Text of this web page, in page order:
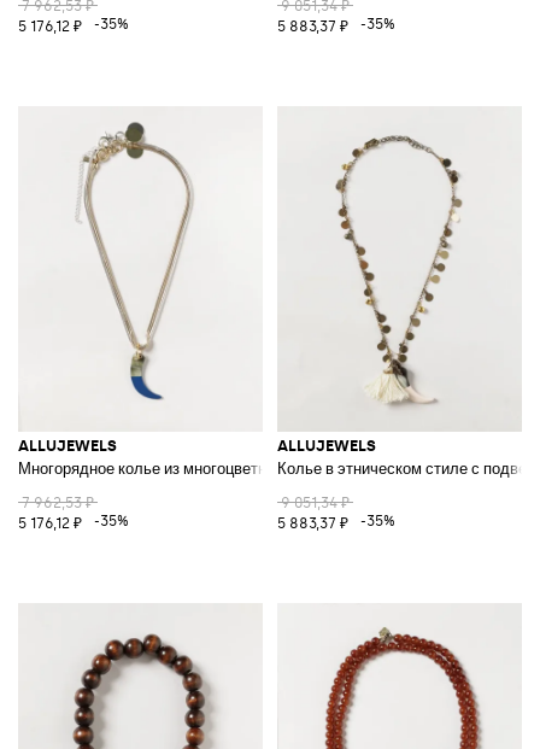
7 962,53 ₽
5 176,12 ₽
-35%
9 051,34 ₽
5 883,37 ₽
-35%
ALLUJEWELS
Многорядное колье из многоцветного металла со скользящей
7 962,53 ₽
5 176,12 ₽
-35%
ALLUJEWELS
Колье в этническом стиле с
9 051,34 ₽
5 883,37 ₽
-35%